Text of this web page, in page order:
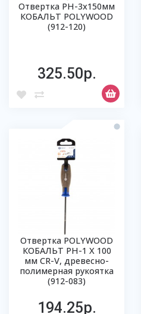
Отвертка PH-3х150мм
КОБАЛЬТ POLYWOOD
(912-120)
325.50р.
Отвертка POLYWOOD
КОБАЛЬТ PH-1 Х 100
мм CR-V, древесно-
полимерная рукоятка
(912-083)
194.25р.